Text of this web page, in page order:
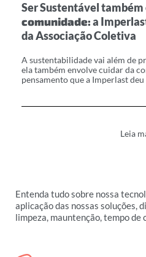
Ser Sustentável também
comunidade:a
da Associação Coletiva
A sustentabilidade vai além de
ela também envolve cuidar da
pensamento que a Imperlast deu
Leia
Entenda tudo sobre nossa
aplicação das nossas soluções,
limpeza, mauntenção, tempo de